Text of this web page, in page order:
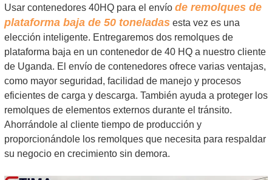
Usar contenedores 40HQ para el envío de remolques de
plataforma baja de 50 toneladas esta vez es una
elección inteligente. Entregaremos dos remolques de
plataforma baja en un contenedor de 40 HQ a nuestro cliente
de Uganda. El envío de contenedores ofrece varias ventajas,
como mayor seguridad, facilidad de manejo y procesos
eficientes de carga y descarga. También ayuda a proteger los
remolques de elementos externos durante el tránsito.
Ahorrándole al cliente tiempo de producción y
proporcionándole los remolques que necesita para respaldar
su negocio en crecimiento sin demora.